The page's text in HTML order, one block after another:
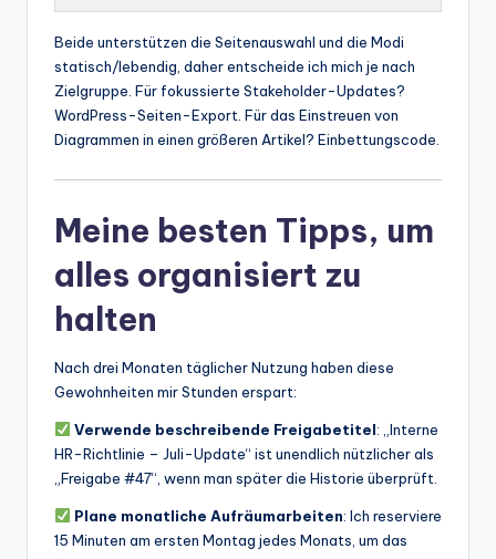
Beide unterstützen die Seitenauswahl und die Modi
statisch/lebendig, daher entscheide ich mich je nach
Zielgruppe. Für fokussierte Stakeholder-Updates?
WordPress-Seiten-Export. Für das Einstreuen von
Diagrammen in einen größeren Artikel? Einbettungscode.
Meine besten Tipps, um
alles organisiert zu
halten
Nach drei Monaten täglicher Nutzung haben diese
Gewohnheiten mir Stunden erspart:
Verwende beschreibende Freigabetitel: „Interne
HR-Richtlinie – Juli-Update“ ist unendlich nützlicher als
„Freigabe #47“, wenn man später die Historie überprüft.
Plane monatliche Aufräumarbeiten: Ich reserviere
15 Minuten am ersten Montag jedes Monats, um das